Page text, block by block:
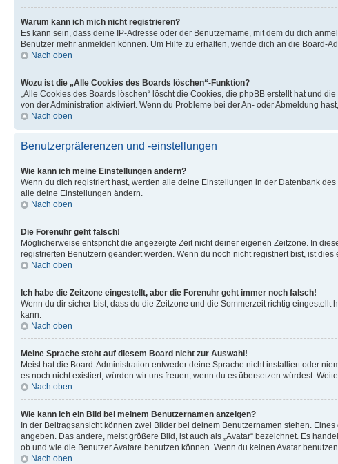
Warum kann ich mich nicht registrieren?
Es kann sein, dass deine IP-Adresse oder der Benutzername, mit dem du dich
Benutzer mehr anmelden können. Um Hilfe zu erhalten, wende dich an die Board-
Nach oben
Wozu ist die „Alle Cookies des Boards löschen“-Funktion?
„Alle Cookies des Boards löschen“ löscht die Cookies, die phpBB erstellt hat und
von der Administration aktiviert. Wenn du Probleme bei der An- oder Abmeldung
Nach oben
Benutzerpräferenzen und -einstellungen
Wie kann ich meine Einstellungen ändern?
Wenn du dich registriert hast, werden alle deine Einstellungen in der Datenbank
alle deine Einstellungen ändern.
Nach oben
Die Forenuhr geht falsch!
Möglicherweise entspricht die angezeigte Zeit nicht deiner eigenen Zeitzone. In
registrierten Benutzern geändert werden. Wenn du noch nicht registriert bist, ist dies
Nach oben
Ich habe die Zeitzone eingestellt, aber die Forenuhr geht immer noch falsch!
Wenn du dir sicher bist, dass du die Zeitzone und die Sommerzeit richtig
kann.
Nach oben
Meine Sprache steht auf diesem Board nicht zur Auswahl!
Meist hat die Board-Administration entweder deine Sprache nicht installiert oder
es noch nicht existiert, würden wir uns freuen, wenn du es übersetzen würdest.
Nach oben
Wie kann ich ein Bild bei meinem Benutzernamen anzeigen?
In der Beitragsansicht können zwei Bilder bei deinem Benutzernamen stehen.
angeben. Das andere, meist größere Bild, ist auch als „Avatar“ bezeichnet. Es
ob und wie die Benutzer Avatare benutzen können. Wenn du keinen Avatar
Nach oben